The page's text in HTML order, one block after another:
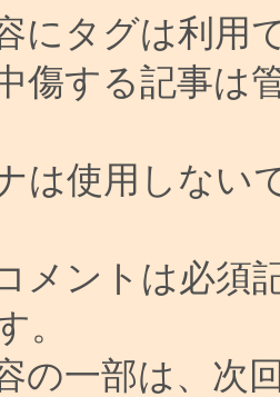
にタグは利用
傷する記事は
は使用しない
メントは必須
。
の一部は、次